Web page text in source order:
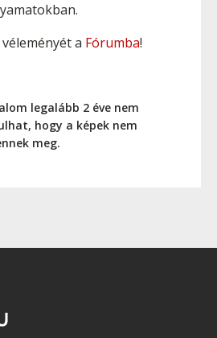
a Fórumba!
legalább 2 éve nem
hogy a képek nem
meg.